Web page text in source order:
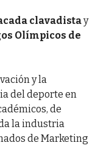
clavadistay
Olímpicos de
y la
del deporte en
de
la industria
de Marketing